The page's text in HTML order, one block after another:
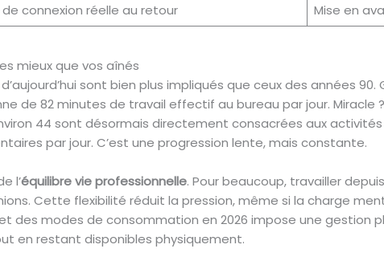
connexion réelle au retour Mise en
mieux que vos aînés
sont bien plus impliqués que ceux des années
de 82 minutes de travail effectif au bureau par jour.
44 sont désormais directement consacrées aux
par jour. C’est une progression lente, mais constante.
l’équilibre vie professionnelle. Pour beaucoup, travailler
Cette flexibilité réduit la pression, même si la charge
des modes de consommation en 2026 impose une gestion
en restant disponibles physiquement.